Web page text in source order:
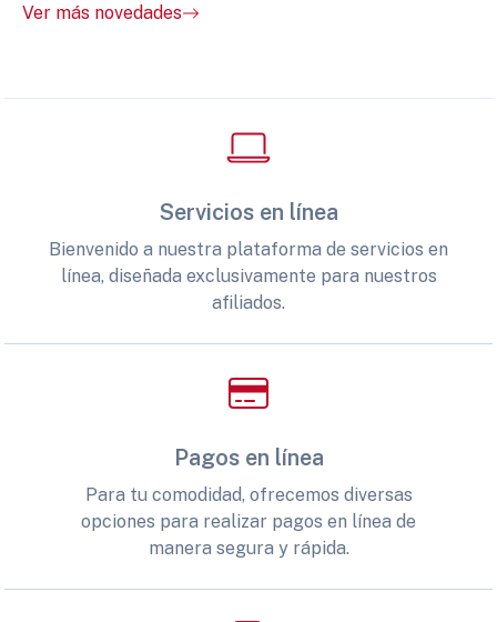
Ver más novedades
Servicios en línea
Bienvenido a nuestra plataforma de servicios en
línea, diseñada exclusivamente para nuestros
afiliados.
Pagos en línea
Para tu comodidad, ofrecemos diversas
opciones para realizar pagos en línea de
manera segura y rápida.